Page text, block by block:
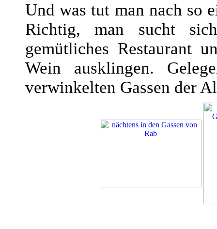
Und was tut man nach so
Richtig, man sucht
gemütliches Restaurant
Wein ausklingen.
verwinkelten Gassen der